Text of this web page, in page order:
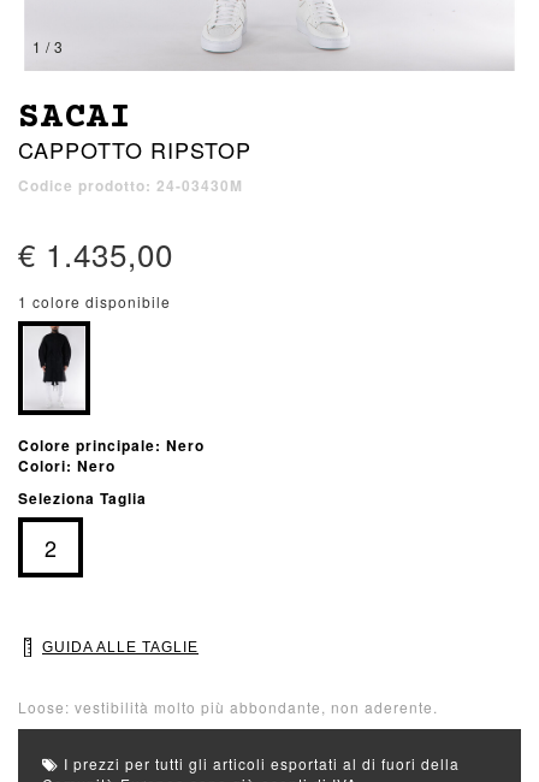
1 / 3
SACAI
CAPPOTTO RIPSTOP
Codice prodotto: 24-03430M
€ 1.435,00
1 colore disponibile
Colore principale: Nero
Colori: Nero
Seleziona Taglia
2
GUIDA ALLE TAGLIE
Loose: vestibilità molto più abbondante, non aderente.
I prezzi per tutti gli articoli esportati al di fuori della